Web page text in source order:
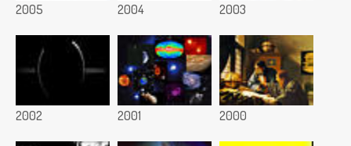
2005 2004 2003
2002 2001 2000